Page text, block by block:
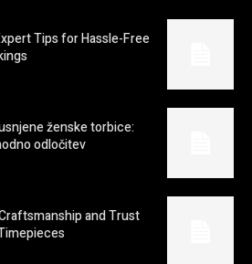
Tips for Hassle-Free
ženske torbice:
odločitev
and Trust